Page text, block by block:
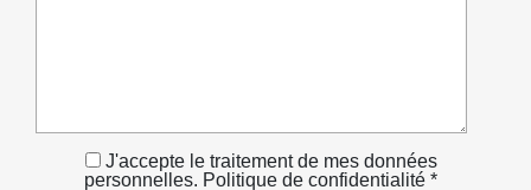
J'accepte le traitement de mes données
personnelles. Politique de confidentialité *